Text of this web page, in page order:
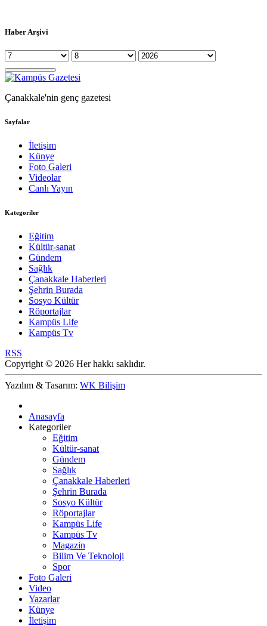
Haber Arşivi
Çanakkale'nin genç gazetesi
Sayfalar
İletişim
Künye
Foto Galeri
Videolar
Canlı Yayın
Kategoriler
Eğitim
Kültür-sanat
Gündem
Sağlık
Çanakkale Haberleri
Şehrin Burada
Sosyo Kültür
Röportajlar
Kampüs Life
Kampüs Tv
RSS
Copyright © 2026 Her hakkı saklıdır.
Yazılım & Tasarım: WK Bilişim
Anasayfa
Kategoriler
Eğitim
Kültür-sanat
Gündem
Sağlık
Çanakkale Haberleri
Şehrin Burada
Sosyo Kültür
Röportajlar
Kampüs Life
Kampüs Tv
Magazin
Bilim Ve Teknoloji
Spor
Foto Galeri
Video
Yazarlar
Künye
İletişim